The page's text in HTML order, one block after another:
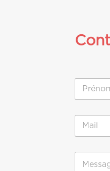
N
m
E
m
M